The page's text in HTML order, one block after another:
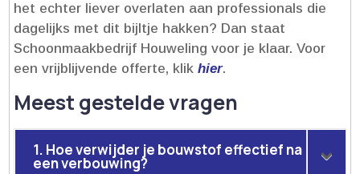
het echter liever overlaten aan professionals die
dagelijks met dit bijltje hakken? Dan staat
Schoonmaakbedrijf Houweling voor je klaar.​ Voor
een vrijblijvende offerte, klikhier.​
Meest gestelde vragen
1. Hoe verwijder je bouwstof effectief na
een verbouwing?